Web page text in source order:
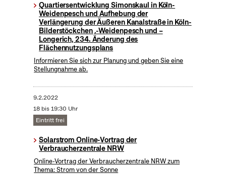
Quartiersentwicklung Simonskaul in Köln-
Weidenpesch und Aufhebung der
Verlängerung der Äußeren Kanalstraße in Köln-
Bilderstöckchen ,-Weidenpesch und –
Longerich, 234. Änderung des
Flächennutzungsplans
Informieren Sie sich zur Planung und geben Sie eine
Stellungnahme ab.
9.2.2022
18 bis 19:30 Uhr
Eintritt frei
Solarstrom Online-Vortrag der
Verbraucherzentrale NRW
Online-Vortrag der Verbraucherzentrale NRW zum
Thema: Strom von der Sonne